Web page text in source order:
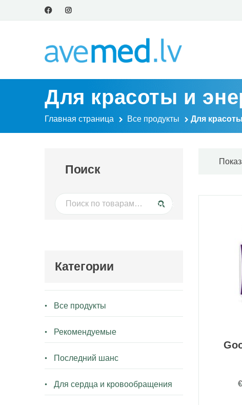
Для красоты и
Главная страница Все продукты Для
Поиск
Искать:
Поиск
Категории
Все продукты
Рекомендуемые
Последний шанс
Для сердца и кровообращения